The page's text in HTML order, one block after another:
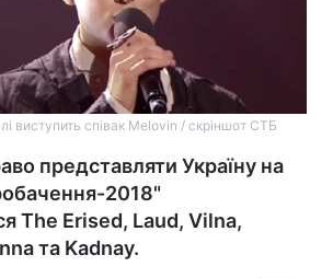
виступить співак Melovin / скріншот СТБ
представляти Україну на
2018"
The Erised, Laud, Vilna,
та Kadnay.